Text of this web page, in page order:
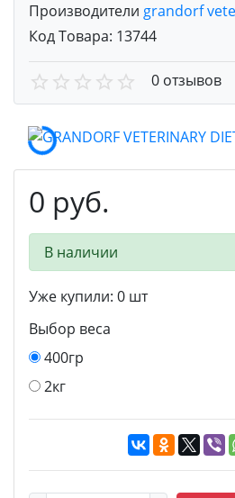
Производители grandorf
Код Товара: 13744
0 отзывов
0 руб.
В наличии
Уже купили: 0 шт
Выбор веса
400гр
2кг